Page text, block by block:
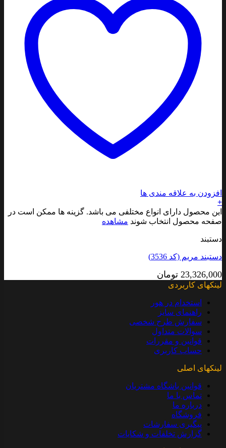
افزودن به علاقه مندی ها
+
این محصول دارای انواع مختلفی می باشد. گزینه ها ممکن است در
صفحه محصول انتخاب شوند مشاهده
دستبند
دستبند مریم (کد 3536)
23,326,000 تومان
لینکهای کاربردی
استخدام در هور
راهنمای سایز
سفارش طرح شخصی
سوالات متداول
قوانین و مقررات
حساب کاربری
لینکهای اصلی
قوانین باشگاه مشتریان
تماس با ما
درباره ما
فروشگاه
پیگیری سفارشات
گزارش تخلفات و شکایات